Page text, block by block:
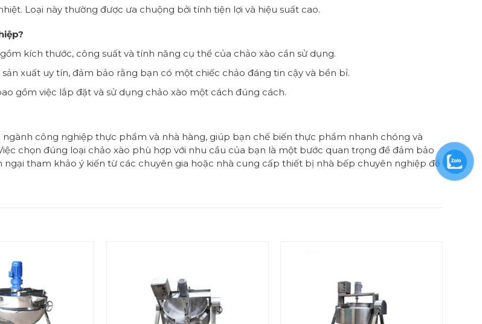
Loại này thường được ưa chuộng bởi tính tiện lợi và hiệu suất cao.
kích thước, công suất và tính năng cụ thể của chảo xào cần sử dụng.
xuất uy tín, đảm bảo rằng bạn có một chiếc chảo đáng tin cậy và bền bỉ.
gồm việc lắp đặt và sử dụng chảo xào một cách đúng cách.
công nghiệp thực phẩm và nhà hàng, giúp bạn chế biến thực phẩm nhanh chóng và
chọn đúng loại chảo xào phù hợp với nhu cầu của bạn là một bước quan trọng để đảm bảo
tham khảo ý kiến từ các chuyên gia hoặc nhà cung cấp thiết bị nhà bếp chuyên nghiệp để